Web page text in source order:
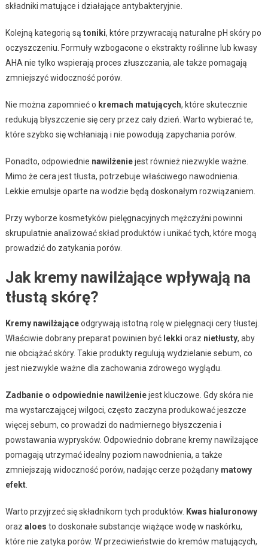
składniki matujące i działające antybakteryjnie.
Kolejną kategorią są toniki, które przywracają naturalne pH skóry po
oczyszczeniu. Formuły wzbogacone o ekstrakty roślinne lub kwasy
AHA nie tylko wspierają proces złuszczania, ale także pomagają
zmniejszyć widoczność porów.
Nie można zapomnieć o kremach matujących, które skutecznie
redukują błyszczenie się cery przez cały dzień. Warto wybierać te,
które szybko się wchłaniają i nie powodują zapychania porów.
Ponadto, odpowiednie nawilżeniejest również niezwykle ważne.
Mimo że cera jest tłusta, potrzebuje właściwego nawodnienia.
Lekkie emulsje oparte na wodzie będą doskonałym rozwiązaniem.
Przy wyborze kosmetyków pielęgnacyjnych mężczyźni powinni
skrupulatnie analizować skład produktów i unikać tych, które mogą
prowadzić do zatykania porów.
Jak kremy nawilżające wpływają na
tłustą skórę?
Kremy nawilżająceodgrywają istotną rolę w pielęgnacji cery tłustej.
Właściwie dobrany preparat powinien być lekki oraz nietłusty, aby
nie obciążać skóry. Takie produkty regulują wydzielanie sebum, co
jest niezwykle ważne dla zachowania zdrowego wyglądu.
Zadbanie o odpowiednie nawilżeniejest kluczowe. Gdy skóra nie
ma wystarczającej wilgoci, często zaczyna produkować jeszcze
więcej sebum, co prowadzi do nadmiernego błyszczenia i
powstawania wyprysków. Odpowiednio dobrane kremy nawilżające
pomagają utrzymać idealny poziom nawodnienia, a także
zmniejszają widoczność porów, nadając cerze pożądany matowy
efekt.
Warto przyjrzeć się składnikom tych produktów. Kwas hialuronowy
oraz aloes to doskonałe substancje wiążące wodę w naskórku,
które nie zatyka porów. W przeciwieństwie do kremów matujących,